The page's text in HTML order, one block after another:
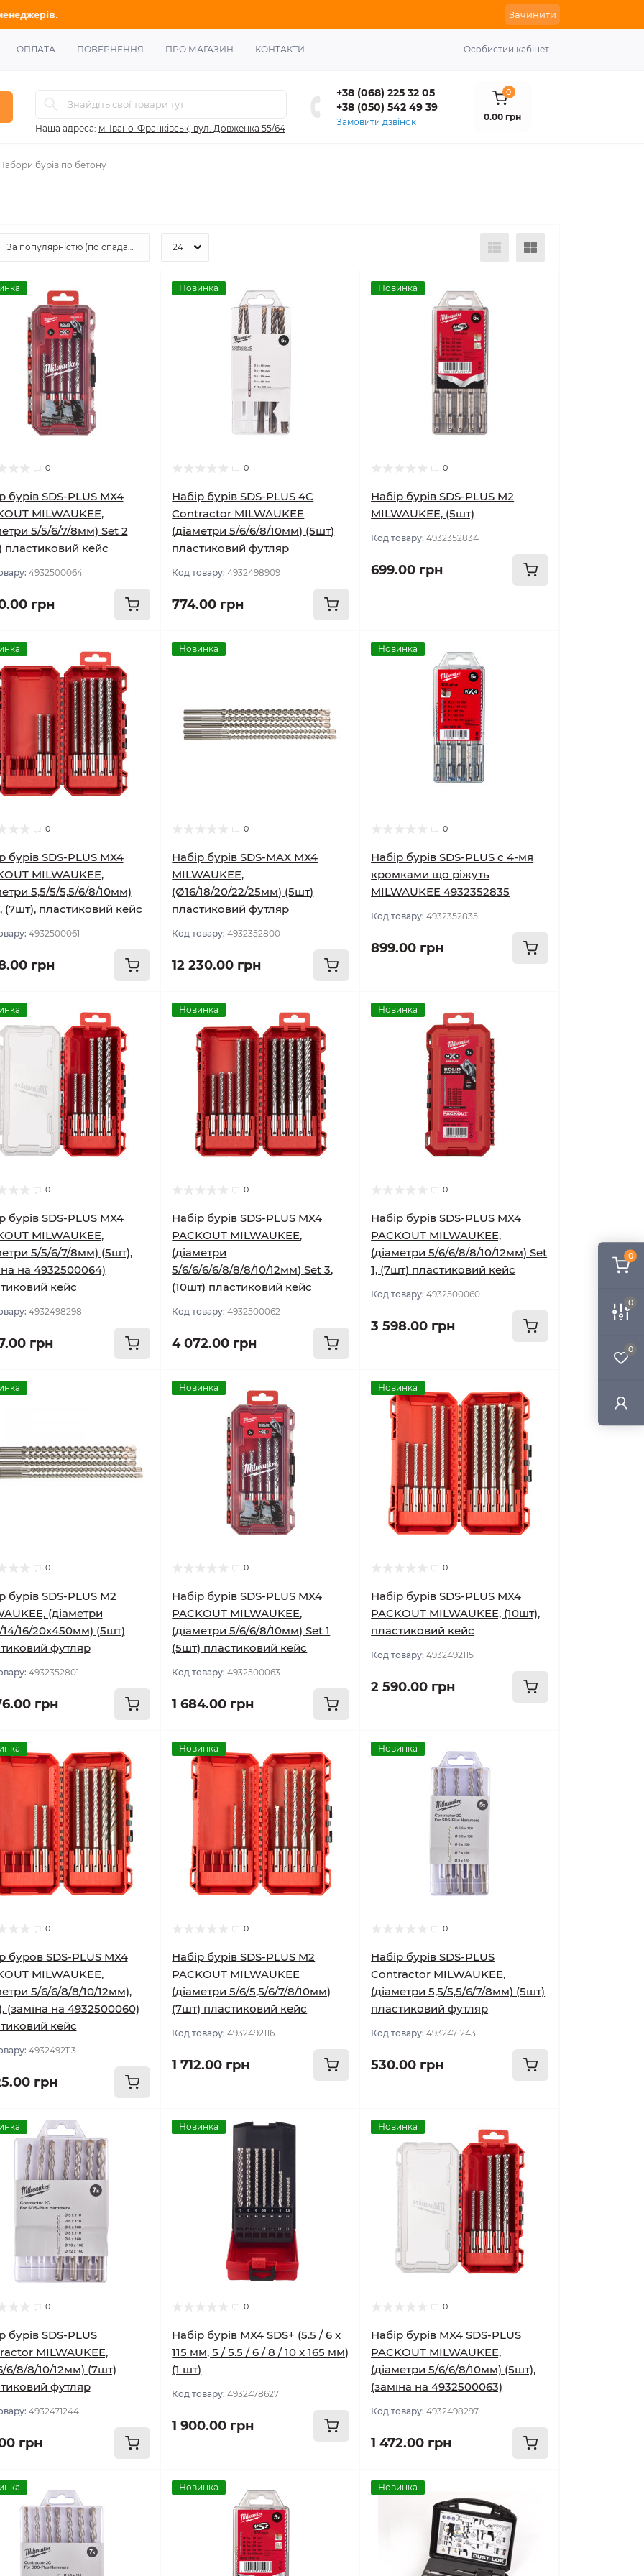
0
0
0
Зачинити
ОПЛАТА ПОВЕРНЕННЯ ПРО МАГАЗИН КОНТАКТИ Особистий кабінет
Наша адреса: м. Івано-Франківськ, вул. Довженка 55/64
+38 (068) 225 32 05
+38 (050) 542 49 39
Замовити дзвінок
0
0.00 грн
бурів по бетону
0
бурів SDS-PLUS MX4
MILWAUKEE,
5/5/6/7/8мм) Set 2
пластиковий кейс
4932500064
грн
Новинка
0
Набір бурів SDS-PLUS 4C
Contractor MILWAUKEE
(діаметри 5/6/6/8/10мм) (5шт)
пластиковий футляр
Код товару:4932498909
774.00 грн
Новинка
0
Набір бурів SDS-PLUS M2
MILWAUKEE, (5шт)
Код товару:4932352834
699.00 грн
0
бурів SDS-PLUS MX4
MILWAUKEE,
5,5/5/5,5/6/8/10мм)
(7шт), пластиковий кейс
4932500061
грн
Новинка
0
Набір бурів SDS-MAX MX4
MILWAUKEE,
(Ø16/18/20/22/25мм) (5шт)
пластиковий футляр
Код товару:4932352800
12 230.00 грн
Новинка
0
Набір бурів SDS-PLUS с 4-мя
кромками що ріжуть
MILWAUKEE 4932352835
Код товару:4932352835
899.00 грн
0
бурів SDS-PLUS MX4
MILWAUKEE,
5/5/6/7/8мм) (5шт),
на 4932500064)
кейс
4932498298
грн
Новинка
0
Набір бурів SDS-PLUS MX4
PACKOUT MILWAUKEE,
(діаметри
5/6/6/6/6/8/8/8/10/12мм) Set 3,
(10шт) пластиковий кейс
Код товару:4932500062
4 072.00 грн
Новинка
0
Набір бурів SDS-PLUS MX4
PACKOUT MILWAUKEE,
(діаметри 5/6/6/8/8/10/12мм) Set
1, (7шт) пластиковий кейс
Код товару:4932500060
3 598.00 грн
0
бурів SDS-PLUS M2
(діаметри
14/16/20x450мм) (5шт)
футляр
4932352801
грн
Новинка
0
Набір бурів SDS-PLUS MX4
PACKOUT MILWAUKEE,
(діаметри 5/6/6/8/10мм) Set 1
(5шт) пластиковий кейс
Код товару:4932500063
1 684.00 грн
Новинка
0
Набір бурів SDS-PLUS MX4
PACKOUT MILWAUKEE, (10шт),
пластиковий кейс
Код товару:4932492115
2 590.00 грн
0
буров SDS-PLUS MX4
MILWAUKEE,
5/6/6/8/8/10/12мм),
(заміна на 4932500060)
кейс
4932492113
грн
Новинка
0
Набір бурів SDS-PLUS M2
PACKOUT MILWAUKEE
(діаметри 5/6/5,5/6/7/8/10мм)
(7шт) пластиковий кейс
Код товару:4932492116
1 712.00 грн
Новинка
0
Набір бурів SDS-PLUS
Contractor MILWAUKEE,
(діаметри 5,5/5,5/6/7/8мм) (5шт)
пластиковий футляр
Код товару:4932471243
530.00 грн
0
бурів SDS-PLUS
MILWAUKEE,
6/8/8/10/12мм) (7шт)
футляр
4932471244
грн
Новинка
0
Набір бурів MX4 SDS+ (5.5 / 6 x
115 мм, 5 / 5.5 / 6 / 8 / 10 x 165 мм)
(1 шт)
Код товару:4932478627
1 900.00 грн
Новинка
0
Набір бурів MX4 SDS-PLUS
PACKOUT MILWAUKEE,
(діаметри 5/6/6/8/10мм) (5шт),
(заміна на 4932500063)
Код товару:4932498297
1 472.00 грн
Новинка Новинка